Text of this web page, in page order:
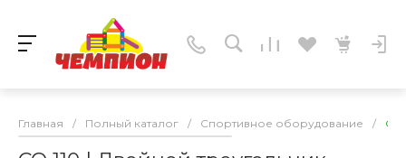
Главная / Полный каталог / Спортивное оборудование / СО